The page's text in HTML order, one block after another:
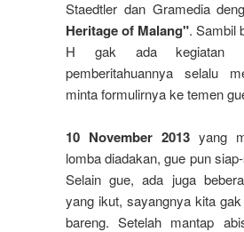
Staedtler dan Gramedia
Heritage of Malang". Sambil
H gak ada kegiatan
pemberitahuannya selalu
minta formulirnya ke temen
10 November 2013 yang
lomba diadakan, gue pun
Selain gue, ada juga
yang ikut, sayangnya kita
bareng. Setelah mantap